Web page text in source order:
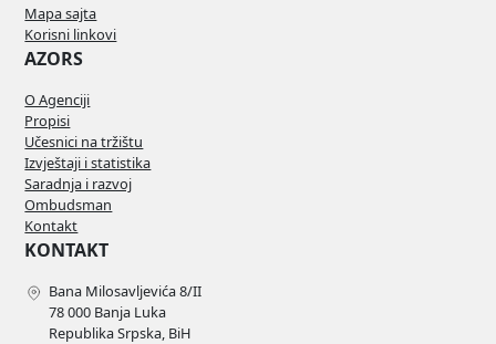
Mapa sajta
Korisni linkovi
AZORS
O Agenciji
Propisi
Učesnici na tržištu
Izvještaji i statistika
Saradnja i razvoj
Ombudsman
Kontakt
KONTAKT
Bana Milosavljevića 8/II
78 000 Banja Luka
Republika Srpska, BiH